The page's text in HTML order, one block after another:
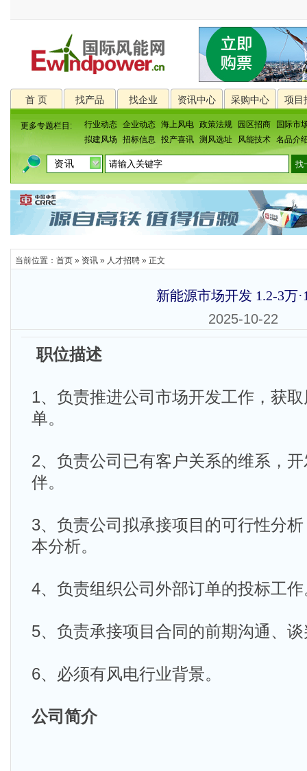
首 页 找产品 找企业 资讯中心 采购中心 项目
更多专题栏目: 行业动态 企业动态 海上风电 政策法规 园区招商
国际市
拟建风场
招标信息 投产喜讯 测风选址 风能技术 名品介
当前位置： 首页 » 资讯 » 人才招聘 » 正文
新能源市场开发 1.2-3万
2025-10-22
职位描述
1、负责推进公司市场开发工作，获
单。
2、负责公司已有客户关系的维系，
伴。
3、负责公司拟承接项目的可行性分
本分析。
4、负责组织公司外部订单的投标工作
5、负责承接项目合同的前期沟通、
6、必须有风电行业背景。
公司简介